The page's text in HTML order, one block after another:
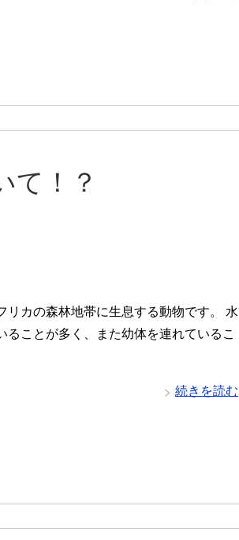
て！？
リカの森林地帯に生息する動物です。 水
ることが多く、また幼体を連れているこ
続きを読む